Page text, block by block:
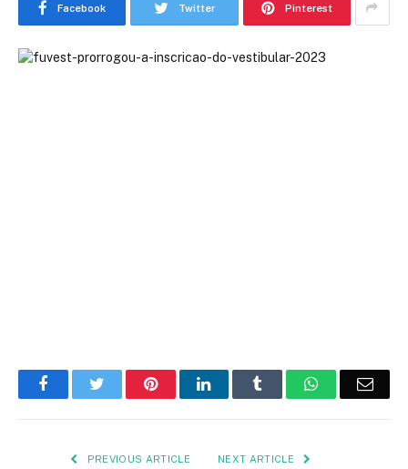
Facebook Twitter Pinterest
FacebookTwitter PinterestLinkedIn Tumblr WhatsApp
PREVIOUS ARTICLE NEXT ARTICLE